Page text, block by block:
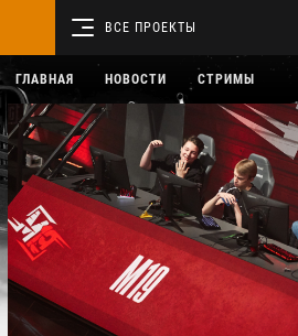
ВСЕ ПРОЕКТЫ
ГЛАВНАЯ НОВОСТИ СТРИМЫ